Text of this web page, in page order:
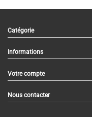
Catégorie
Informations
Votre compte
Nous contacter